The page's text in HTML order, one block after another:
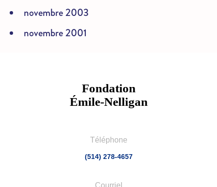
novembre 2003
novembre 2001
Fondation
Émile-Nelligan
Téléphone
(514) 278-4657
Courriel